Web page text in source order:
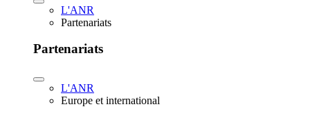
L'ANR
Partenariats
Partenariats
L'ANR
Europe et international